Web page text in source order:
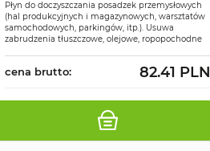
Płyn do doczyszczania posadzek przemysłowych
(hal produkcyjnych i magazynowych, warsztatów
samochodowych, parkingów, itp.). Usuwa
zabrudzenia tłuszczowe, olejowe, ropopochodne
cena brutto: 82.41 PLN